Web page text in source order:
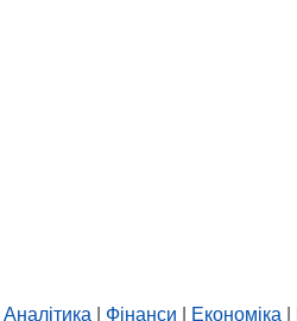
Аналітика Фінанси Економіка